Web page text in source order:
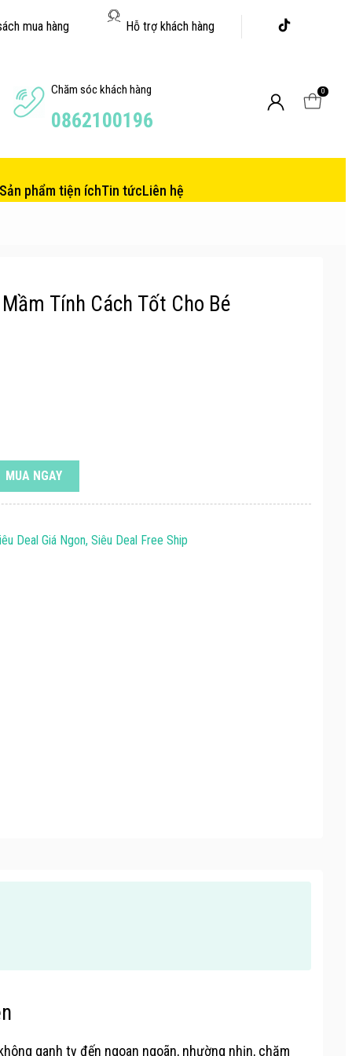
Hỗ trợ khách hàng
mua hàng
Chăm sóc khách hàng
0862100196
0
Sản phẩm tiện íchTin tứcLiên hệ
Tính Cách Tốt Cho Bé
MUA NGAY
Deal Giá Ngon, Siêu Deal Free Ship
ganh tỵ đến ngoan ngoãn, nhường nhịn, chăm